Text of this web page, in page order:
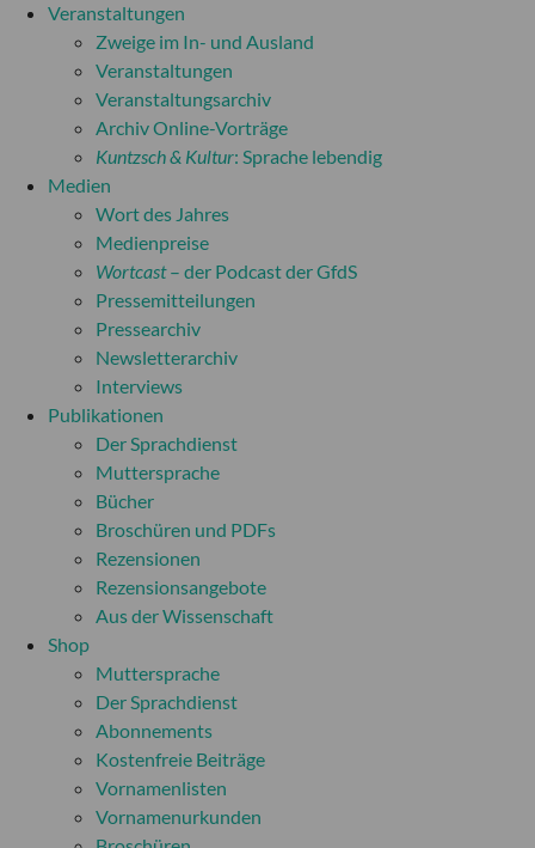
Veranstaltungen
Zweige im In- und Ausland
Veranstaltungen
Veranstaltungsarchiv
Archiv Online-Vorträge
Kuntzsch & Kultur: Sprache lebendig
Medien
Wort des Jahres
Medienpreise
Wortcast– der Podcast der GfdS
Pressemitteilungen
Pressearchiv
Newsletterarchiv
Interviews
Publikationen
Der Sprachdienst
Muttersprache
Bücher
Broschüren und PDFs
Rezensionen
Rezensionsangebote
Aus der Wissenschaft
Shop
Muttersprache
Der Sprachdienst
Abonnements
Kostenfreie Beiträge
Vornamenlisten
Vornamenurkunden